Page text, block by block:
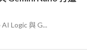
Logic 與 G...